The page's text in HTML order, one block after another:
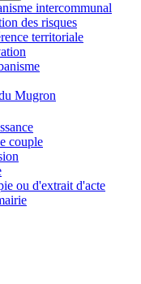
intercommunal
des risques
territoriale
Mugron
couple
ou d'extrait d'acte